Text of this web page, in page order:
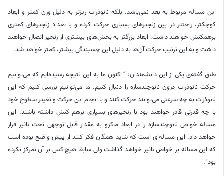
این مساله مربوط به بعد نمی‌باشد. بلکه نانوذرات ریزتر به دلیل وزن کمتر و ابعاد
کوچکتر، راحتتر در بین زنجیرهای بسپاری حرکت کرده و با تعداد زنجیرهای کمتری
برهمکنش خواهند داشت. ابعاد بزرگتر به بخش‌های بیشتری از زنجیر اتصال خواهند
داشت و به این ترتیب حرکت آن‌ها به دلیل این چسبندگی بیشتر، کمتر خواهد شد.
طبق گفته‌ی یکی از این دانشمندان: ” اکنون ما به این نتیجه رسیده‌ایم که می‌توانیم
حرکت نانوذرات درون نانوچندسازه را دنبال کنیم. ما می‌توانیم بررسی کنیم که این
نانوذرات به چه سرعتی می‌توانند حرکت کنند و با انجام این حرکت و تغییر سطوح خود
با چه قدرتی قادر خواهند بود با زنجیرهای بسپاری برهم کنش داشته باشند. این
مساله خواص نانوچندسازه را در ابعاد ماکرو به مقدار قابل توجهی تحت تاثیر قرار
خواهد داد. این مساله‌ای است که شاید همگان فکر کنند از پیش واضح بوده است
که این مساله بر خواص تاثیر خواهد گذاشت ولی سابقا هیچ کس بر آن تمرکز نکرده
بود.”